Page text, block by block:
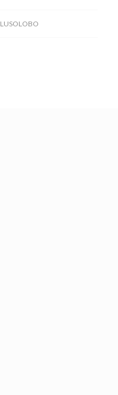
LUSOLOBO